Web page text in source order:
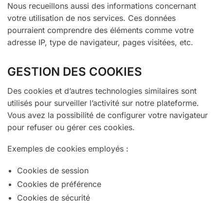
Nous recueillons aussi des informations concernant
votre utilisation de nos services. Ces données
pourraient comprendre des éléments comme votre
adresse IP, type de navigateur, pages visitées, etc.
GESTION DES COOKIES
Des cookies et d’autres technologies similaires sont
utilisés pour surveiller l’activité sur notre plateforme.
Vous avez la possibilité de configurer votre navigateur
pour refuser ou gérer ces cookies.
Exemples de cookies employés :
Cookies de session
Cookies de préférence
Cookies de sécurité